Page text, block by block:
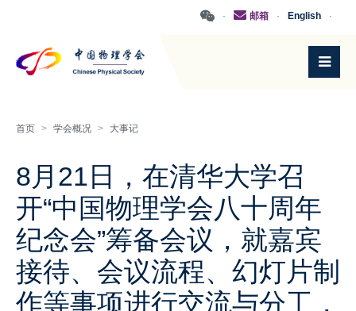
·
English
·
邮箱
·
首页 > 学会概况 > 大事记
8月21日，在清华大学召
开“中国物理学会八十周年
纪念会”筹备会议，就嘉宾
接待、会议流程、幻灯片制
作等事项进行交流与分工，